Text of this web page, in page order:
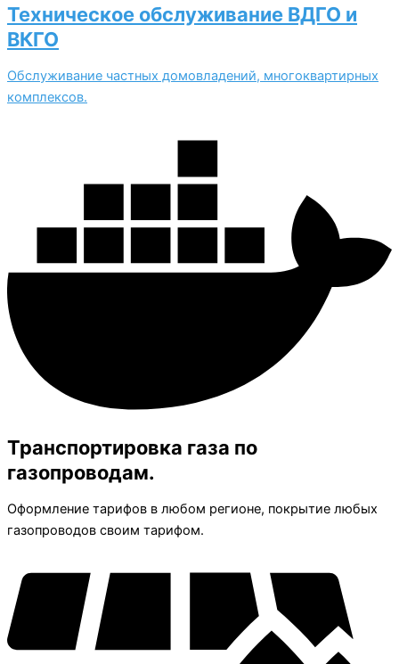
Техническое обслуживание ВДГО и
ВКГО
Обслуживание частных домовладений, многоквартирных
комплексов.
Транспортировка газа по
газопроводам.
Оформление тарифов в любом регионе, покрытие любых
газопроводов своим тарифом.